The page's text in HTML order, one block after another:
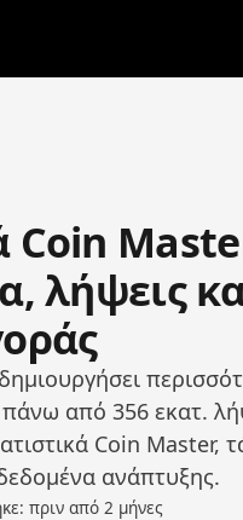
Coin
λήψεις
από 356 εκατ.
Coin Master,
ανάπτυξης.
πριν από 2 μήνες